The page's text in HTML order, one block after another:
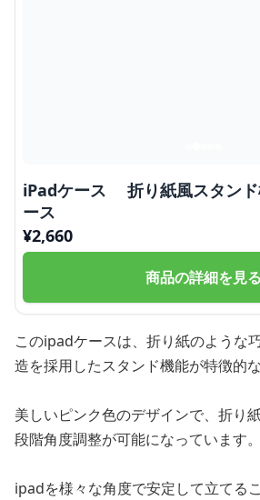
iPadケース 折り紙風スタンド
ース
¥2,660
商品の詳細を見る
このipadケースは、折り紙のような
造を採用したスタンド機能が特徴的
美しいピンク色のデザインで、折り
段階角度調整が可能になっています。
ipadを様々な角度で安定して立てる